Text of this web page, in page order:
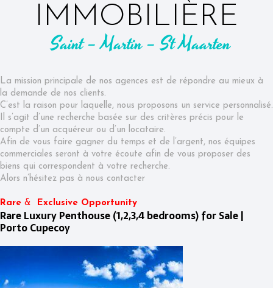
IMMOBILIÈRE
Saint – Martin – St Maarten
La mission principale de nos agences est de répondre au mieux à
la demande de nos clients.
C’est la raison pour laquelle, nous proposons un service personnalisé.
Il s’agit d’une recherche basée sur des critères précis pour le
compte d’un acquéreur ou d’un locataire.
Afin de vous faire gagner du temps et de l’argent, nos équipes
commerciales seront à votre écoute afin de vous proposer des
biens qui correspondent à votre recherche.
Alors n’hésitez pas à nous contacter
Rare & Exclusive Opportunity
Rare Luxury Penthouse (1,2,3,4 bedrooms) for Sale |
Porto Cupecoy